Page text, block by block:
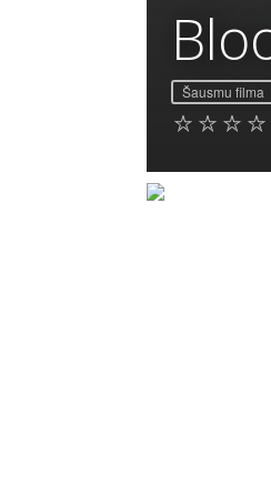
Šausmu filma